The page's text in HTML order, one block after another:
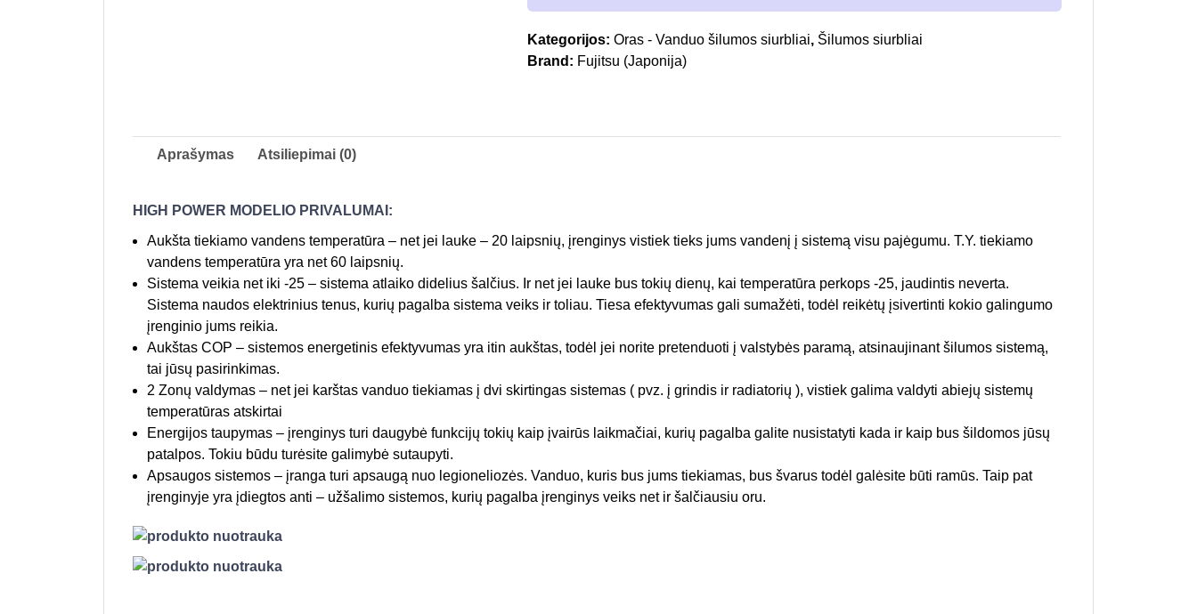
Kategorijos: Oras - Vanduo šilumos siurbliai, Šilumos siurbliai
Brand: Fujitsu (Japonija)
Aprašymas Atsiliepimai (0)
HIGH POWER MODELIO PRIVALUMAI:
Aukšta tiekiamo vandens temperatūra – net jei lauke – 20 laipsnių, įrenginys vistiek tieks jums vandenį į sistemą visu pajėgumu. T.Y. tiekiamo
vandens temperatūra yra net 60 laipsnių.
Sistema veikia net iki -25 – sistema atlaiko didelius šalčius. Ir net jei lauke bus tokių dienų, kai temperatūra perkops -25, jaudintis neverta.
Sistema naudos elektrinius tenus, kurių pagalba sistema veiks ir toliau. Tiesa efektyvumas gali sumažėti, todėl reikėtų įsivertinti kokio galingumo
įrenginio jums reikia.
Aukštas COP – sistemos energetinis efektyvumas yra itin aukštas, todėl jei norite pretenduoti į valstybės paramą, atsinaujinant šilumos sistemą,
tai jūsų pasirinkimas.
2 Zonų valdymas – net jei karštas vanduo tiekiamas į dvi skirtingas sistemas ( pvz. į grindis ir radiatorių ), vistiek galima valdyti abiejų sistemų
temperatūras atskirtai
Energijos taupymas – įrenginys turi daugybė funkcijų tokių kaip įvairūs laikmačiai, kurių pagalba galite nusistatyti kada ir kaip bus šildomos jūsų
patalpos. Tokiu būdu turėsite galimybė sutaupyti.
Apsaugos sistemos – įranga turi apsaugą nuo legioneliozės. Vanduo, kuris bus jums tiekiamas, bus švarus todėl galėsite būti ramūs. Taip pat
įrenginyje yra įdiegtos anti – užšalimo sistemos, kurių pagalba įrenginys veiks net ir šalčiausiu oru.